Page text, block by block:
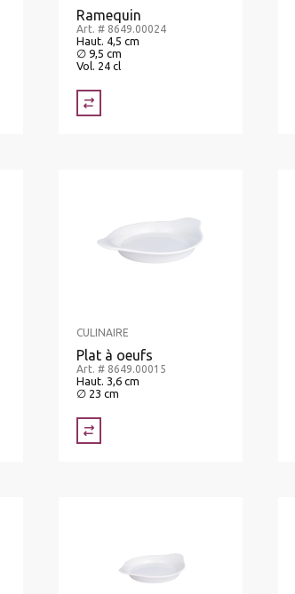
Ramequin
Art. # 8649.00024
Haut. 4,5 cm
∅ 9,5 cm
Vol. 24 cl
CULINAIRE
Plat à oeufs
Art. # 8649.00015
Haut. 3,6 cm
∅ 23 cm